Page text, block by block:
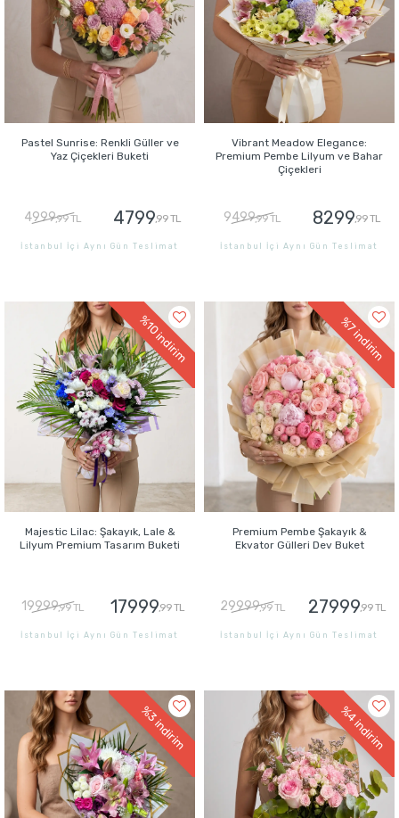
Pastel Sunrise: Renkli Güller ve
Yaz Çiçekleri Buketi
4999,99 TL 4799,99 TL
İstanbul İçi Aynı Gün Teslimat
Vibrant Meadow Elegance:
Premium Pembe Lilyum ve Bahar
Çiçekleri
9499,99 TL 8299,99 TL
İstanbul İçi Aynı Gün Teslimat
%10
indirim
Majestic Lilac: Şakayık, Lale &
Lilyum Premium Tasarım Buketi
19999,99 TL 17999,99 TL
İstanbul İçi Aynı Gün Teslimat
%7
indirim
Premium Pembe Şakayık &
Ekvator Gülleri Dev Buket
29999,99 TL 27999,99 TL
İstanbul İçi Aynı Gün Teslimat
%3
indirim
%4
indirim